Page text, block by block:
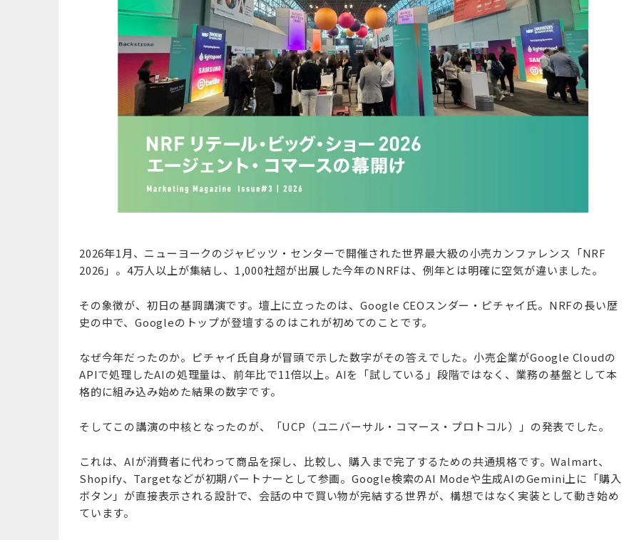
2026年1月、ニューヨークのジャビッツ・センターで開催された世界最大級の小売カンファレンス「NRF
2026」。4万人以上が集結し、1,000社超が出展した今年のNRFは、例年とは明確に空気が違いました。
その象徴が、初日の基調講演です。壇上に立ったのは、Google CEOスンダー・ピチャイ氏。NRFの長い歴
史の中で、Googleのトップが登壇するのはこれが初めてのことです。
なぜ今年だったのか。ピチャイ氏自身が冒頭で示した数字がその答えでした。小売企業がGoogle Cloudの
APIで処理したAIの処理量は、前年比で11倍以上。AIを「試している」段階ではなく、業務の基盤として本
格的に組み込み始めた結果の数字です。
そしてこの講演の中核となったのが、「UCP（ユニバーサル・コマース・プロトコル）」の発表でした。
これは、AIが消費者に代わって商品を探し、比較し、購入まで完了するための共通規格です。Walmart、
Shopify、Targetなどが初期パートナーとして参画。Google検索のAI Modeや生成AIのGemini上に「購入
ボタン」が直接表示される設計で、会話の中で買い物が完結する世界が、構想ではなく実装として動き始め
ています。